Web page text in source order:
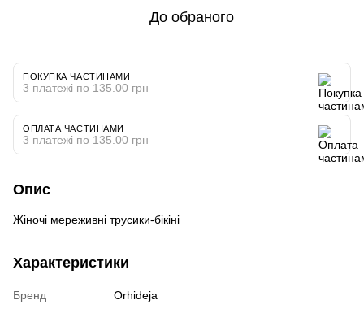
До обраного
ПОКУПКА ЧАСТИНАМИ
3 платежі по 135.00 грн
ОПЛАТА ЧАСТИНАМИ
3 платежі по 135.00 грн
Опис
Жіночі мереживні трусики-бікіні
Характеристики
Бренд
Orhideja